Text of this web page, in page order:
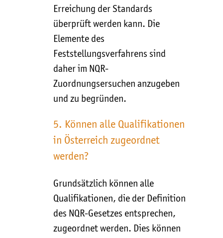
Erreichung der Standards
überprüft werden kann. Die
Elemente des
Feststellungsverfahrens sind
daher im NQR-
Zuordnungsersuchen anzugeben
und zu begründen.
5. Können alle Qualifikationen
in Österreich zugeordnet
werden?
Grundsätzlich können alle
Qualifikationen, die der Definition
des NQR-Gesetzes entsprechen,
zugeordnet werden. Dies können